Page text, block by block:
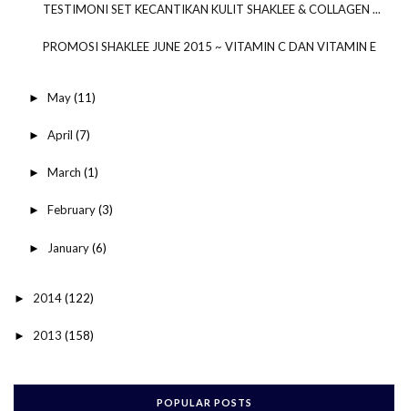
TESTIMONI SET KECANTIKAN KULIT SHAKLEE & COLLAGEN ...
PROMOSI SHAKLEE JUNE 2015 ~ VITAMIN C DAN VITAMIN E
► May(11)
► April (7)
► March (1)
► February(3)
► January(6)
► 2014(122)
► 2013 (158)
POPULAR POSTS